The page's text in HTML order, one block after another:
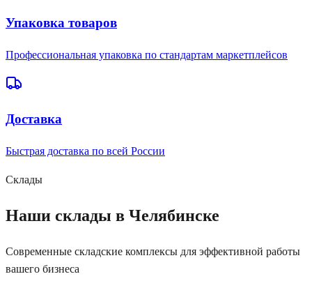
Упаковка товаров
Профессиональная упаковка по стандартам маркетплейсов
Доставка
Быстрая доставка по всей России
Склады
Наши склады в Челябинске
Современные складские комплексы для эффективной работы
вашего бизнеса